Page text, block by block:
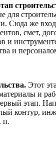
для
Сюда же
смет,
и
и
Этот
и
этап.
контур,
п.